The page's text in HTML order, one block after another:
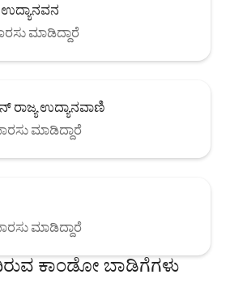
ಉದ್ಯಾನವನ
ಮಾಡಿದ್ದಾರೆ
ರಾಜ್ಯ ಉದ್ಯಾನವಾಣಿ
ಮಾಡಿದ್ದಾರೆ
ಮಾಡಿದ್ದಾರೆ
ಕಾಂಡೋ ಬಾಡಿಗೆಗಳು